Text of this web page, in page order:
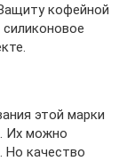
кофейной
этой марки
Их можно
Но качество